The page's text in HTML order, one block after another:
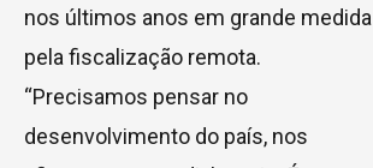
nos últimos anos em grande medida
pela fiscalização remota.
“Precisamos pensar no
desenvolvimento do país, nos